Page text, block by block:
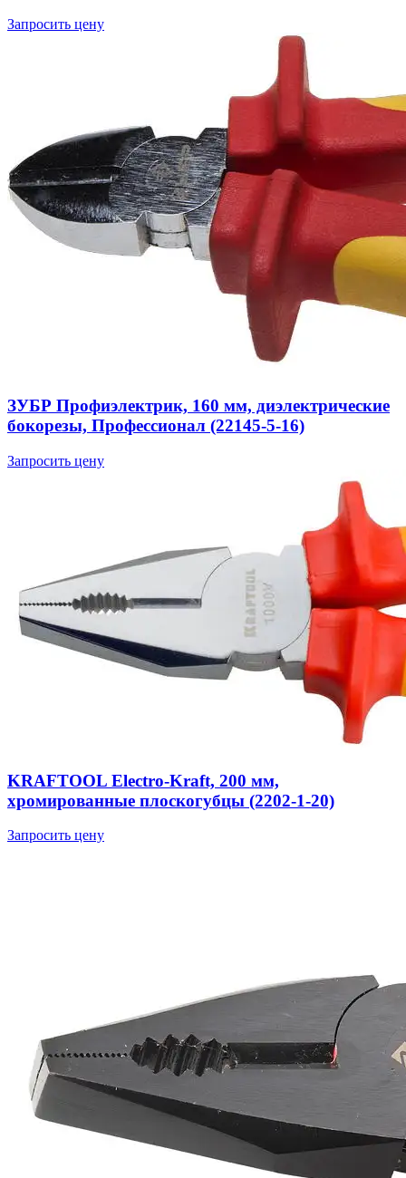
Запросить цену
ЗУБР Профиэлектрик, 160 мм, диэлектрические
бокорезы, Профессионал (22145-5-16)
Запросить цену
KRAFTOOL Electro-Kraft, 200 мм,
хромированные плоскогубцы (2202-1-20)
Запросить цену